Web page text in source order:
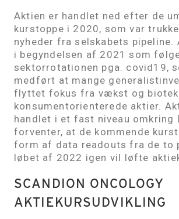
Aktien er handlet ned efter de
kurstoppe i 2020, som var
nyheder fra selskabets pipeline.
i begyndelsen af 2021 som
sektorrotationen pga. covid19,
medført at mange
flyttet fokus fra vækst og biotek
konsumentorienterede aktier.
handlet i et fast niveau omkring
forventer, at de kommende
form af data readouts fra de to
løbet af 2022 igen vil løfte
SCANDION ONCOLOGY
AKTIEKURSUDVIKLING